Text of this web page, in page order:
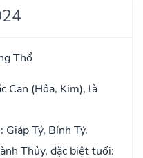
Thổ
Can (Hỏa, Kim), là
Tý, Bính Tý.
Thủy, đặc biệt tuổi: